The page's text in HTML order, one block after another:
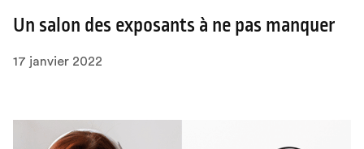
Un salon des exposants à ne pas manquer
17 janvier 2022